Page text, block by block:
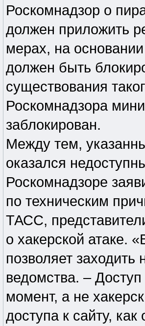
Роскомнадзор о
должен приложить
мерах, на основании
должен быть
существования
Роскомнадзора
заблокирован.
Между тем,
оказался
Роскомнадзоре
по техническим
ТАСС,
о хакерской атаке.
позволяет заходить
ведомства. – Доступ
момент, а не
доступа к сайту,